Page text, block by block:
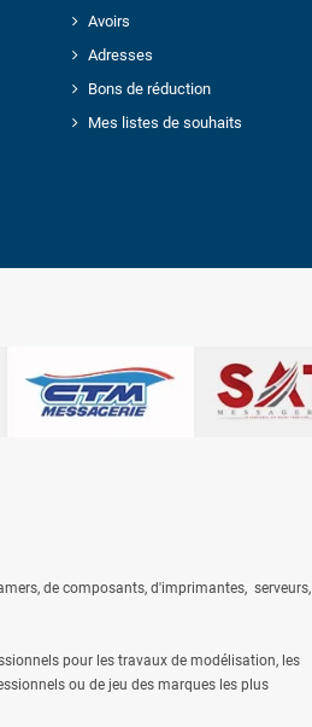
Avoirs
Adresses
Bons de réduction
Mes listes de souhaits
de composants, d'imprimantes, serveurs,
pour les travaux de modélisation, les
ou de jeu des marques les plus